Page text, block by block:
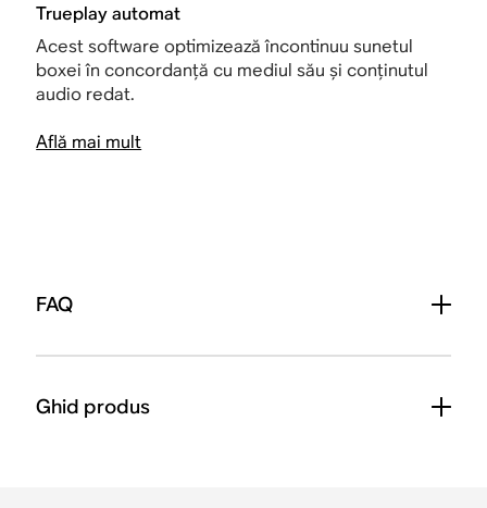
Trueplay automat
Acest software optimizează încontinuu sunetul
boxei în concordanță cu mediul său și conținutul
audio redat.
Află mai mult
FAQ
Ghid produs